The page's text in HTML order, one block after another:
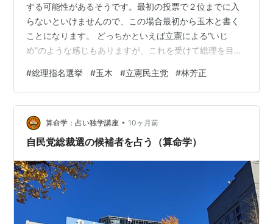
する可能性があるそうです。最初の投票で２位までに入
らないといけませんので、この場合最初から玉木と書く
ことになります。 どっちかといえば立憲による“いじ
め”のような感じもありますが、これを受けて総理を目指
でも自分に投票して居心地のいい野党の座をまもるの
か、玉木さんの性根が問われる場面です。 ニュース解説
でその可能性は指摘されませんでしたが、私が立憲民主
党なら「林 芳正」に投票して、自民の半分と連立を組み
ます。いかがでしょうか。
#総理指名選挙 #玉木 #立憲民主党 #林芳正
算命学：占い独学講座 • 10ヶ月前
自民党総裁選の候補者を占う（算命学）